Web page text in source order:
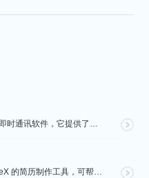
JSPP 是一款面向全球的 im 即时通讯软件，它提供了安全、稳定、高效的通讯服务，免费音视频通话，...
PPResume 是一款基于 LaTeX 的简历制作工具，可帮助用户在几分钟内快速制作精美、排版良好...